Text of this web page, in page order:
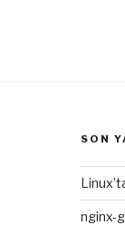
SON
nginx-